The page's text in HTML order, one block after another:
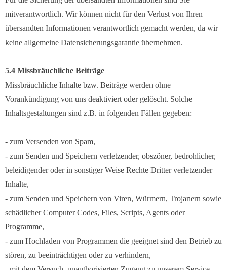
mitverantwortlich. Wir können nicht für den Verlust von Ihren
übersandten Informationen verantwortlich gemacht werden, da wir
keine allgemeine Datensicherungsgarantie übernehmen.
5.4 Missbräuchliche Beiträge
Missbräuchliche Inhalte bzw. Beiträge werden ohne
Vorankündigung von uns deaktiviert oder gelöscht. Solche
Inhaltsgestaltungen sind z.B. in folgenden Fällen gegeben:
- zum Versenden von Spam,
- zum Senden und Speichern verletzender, obszöner, bedrohlicher,
beleidigender oder in sonstiger Weise Rechte Dritter verletzender
Inhalte,
- zum Senden und Speichern von Viren, Würmern, Trojanern sowie
schädlicher Computer Codes, Files, Scripts, Agents oder
Programme,
- zum Hochladen von Programmen die geeignet sind den Betrieb zu
stören, zu beeinträchtigen oder zu verhindern,